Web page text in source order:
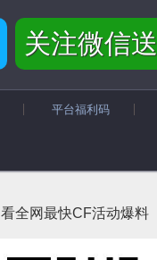
关注微信
平台福利码
看全网最快CF活动爆料